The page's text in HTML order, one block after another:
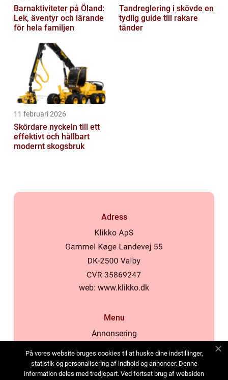
Barnaktiviteter på Öland:
Lek, äventyr och lärande
för hela familjen
Tandreglering i skövde en
tydlig guide till rakare
tänder
11 februari 2026
Skördare nyckeln till ett
effektivt och hållbart
modernt skogsbruk
Adress
web: www.klikko.dk
Menu
Annonsering
Cookies
Kontakta oss
På vores website bruges cookies til at huske dine indstillinger,
statistik og personalisering af indhold og annoncer. Denne
information deles med tredjepart. Ved fortsat brug af websiden